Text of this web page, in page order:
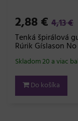
2,88 € 4,13 €
Tenká špirálová
Rúrik Gíslason
Skladom 20 a viac
Do košíka